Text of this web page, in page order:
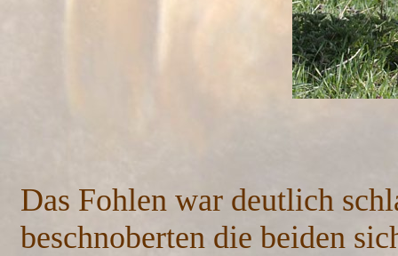
Das Fohlen war deutlich
beschnoberten die beiden